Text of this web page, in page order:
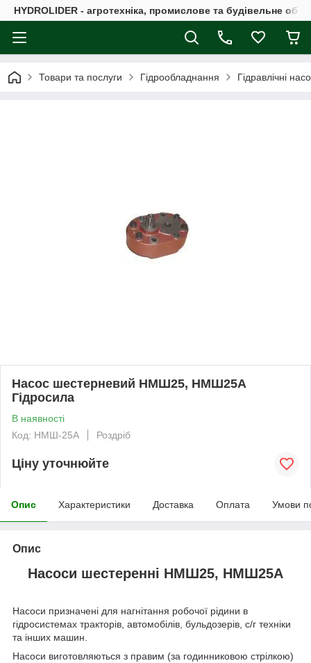
HYDROLIDER - агротехніка, промислове та будівельне
Товари та послуги Гідрообладнання Гідравлічні
Насос шестерневий НМШ25, НМШ25А
Гідросила
В наявності
Код: НМШ-25А
Роздріб
Ціну уточнюйте
Опис Характеристики Доставка Оплата Умови
Опис
Насоси шестеренні НМШ25, НМШ25А
Насоси призначені для нагнітання робочої рідини в
гідросистемах тракторів, автомобілів, бульдозерів, с/г техніки
та інших машин.
Насоси виготовляються з правим (за годинниковою стрілкою)